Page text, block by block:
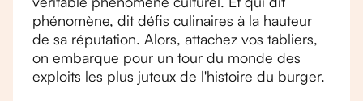
phénomène, dit défis culinaires à la hauteur
de sa réputation. Alors, attachez vos tabliers,
on embarque pour un tour du monde des
exploits les plus juteux de l'histoire du burger.